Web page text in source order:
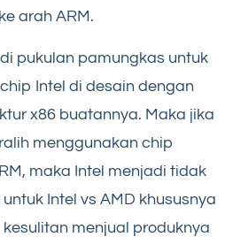
arah ARM.
pukulan pamungkas untuk
Intel di desain dengan
x86 buatannya. Maka jika
menggunakan chip
maka Intel menjadi tidak
Intel vs AMD khususnya
kesulitan menjual produknya